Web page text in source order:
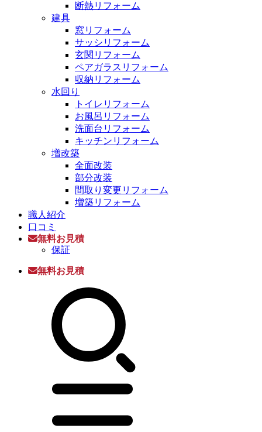
断熱リフォーム
建具
窓リフォーム
サッシリフォーム
玄関リフォーム
ペアガラスリフォーム
収納リフォーム
水回り
トイレリフォーム
お風呂リフォーム
洗面台リフォーム
キッチンリフォーム
増改築
全面改装
部分改装
間取り変更リフォーム
増築リフォーム
職人紹介
口コミ
無料お見積
保証
無料お見積